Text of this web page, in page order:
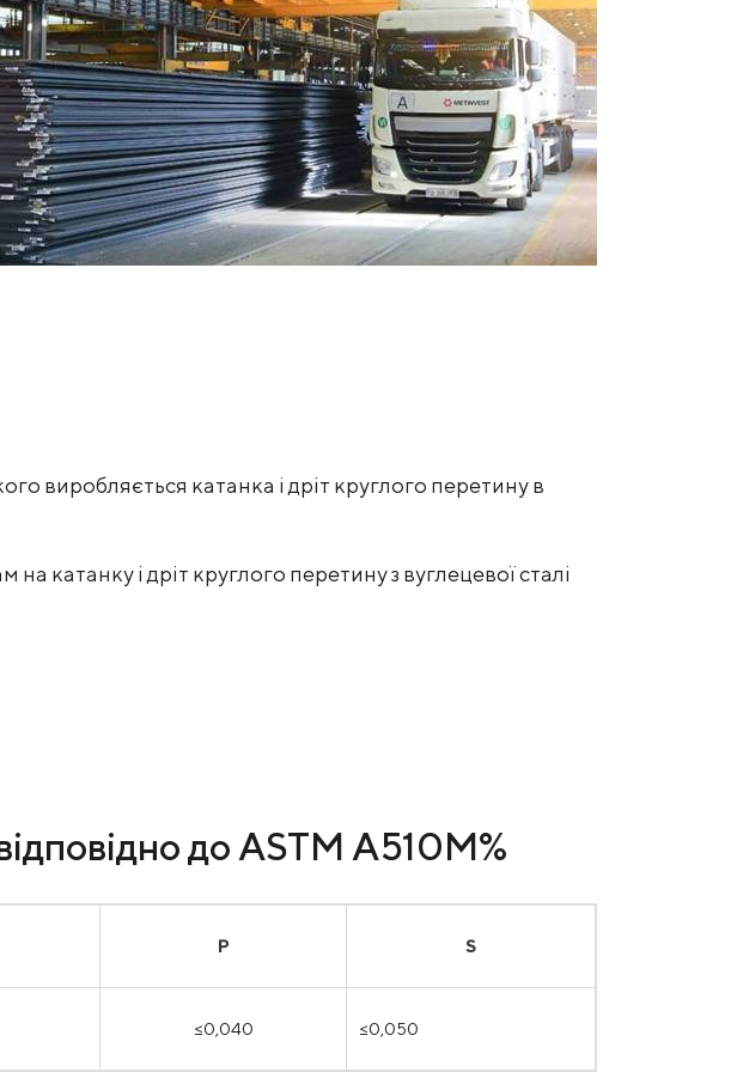
виробляється катанка і дріт круглого перетину в
катанку і дріт круглого перетину з вуглецевої сталі
до ASTM A510M%
P S
≤0,040 ≤0,050